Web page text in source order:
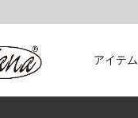
アイテム